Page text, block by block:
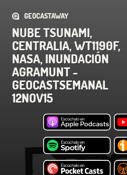
GEOCASTAWAY
NUBE TSUNAMI,
CENTRALIA, WT1190F,
NASA, INUNDACIÓN
AGRAMUNT -
GEOCASTSEMANAL
12NOV15